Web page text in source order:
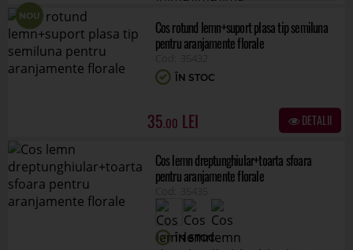
NOU
Cos rotund lemn+suport plasa tip semiluna
pentru aranjamente florale
35432
ÎN STOC
35.00 DETALII
Cos lemn dreptunghiular+toarta sfoara
pentru aranjamente florale
ÎN STOC